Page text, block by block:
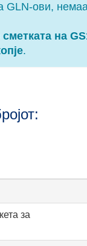
GLN-ови,
на
.
за